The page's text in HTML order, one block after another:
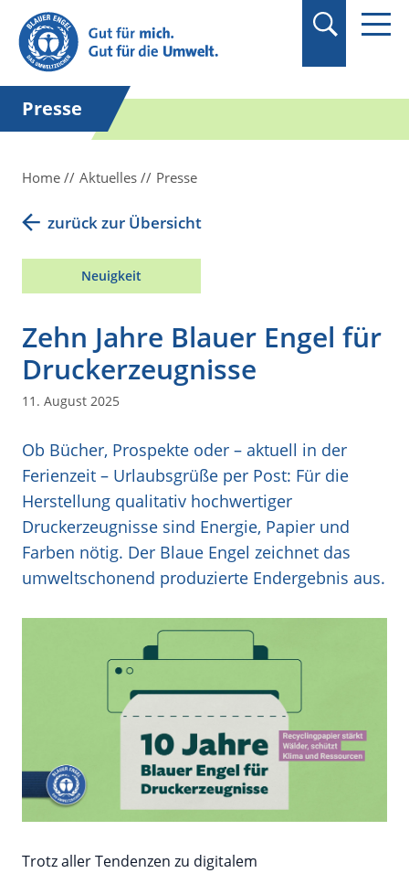
Suchbegriff in
Anführungszeichen
setzen.
Presse
Home Aktuelles Presse
zurück zur Übersicht
Neuigkeit
Zehn Jahre Blauer Engel für
Druckerzeugnisse
11. August 2025
Ob Bücher, Prospekte oder – aktuell in der
Ferienzeit – Urlaubsgrüße per Post: Für die
Herstellung qualitativ hochwertiger
Druckerzeugnisse sind Energie, Papier und
Farben nötig. Der Blaue Engel zeichnet das
umweltschonend produzierte Endergebnis aus.
Trotz aller Tendenzen zu digitalem